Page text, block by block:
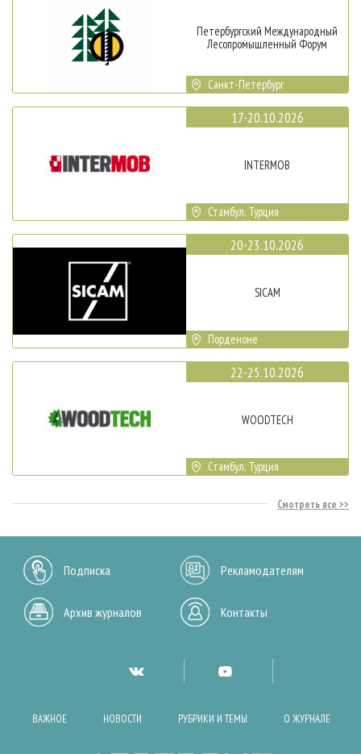
Петербургский Международный
Лесопромышленный Форум
Санкт-Петербург
17-20.10.2026
INTERMOB
Стамбул, Турция
20-23.10.2026
SICAM
Порденоне
22-25.10.2026
WOODTECH
Стамбул, Турция
Смотреть все
Подписка Рекламодателям
Архив журналов Контакты
ВАЖНОЕ НОВОСТИ РУБРИКИ И ТЕМЫ О ЖУРНАЛЕ